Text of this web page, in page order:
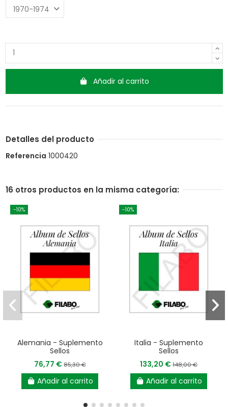
Añadir al carrito
Detalles del producto
Referencia 1000420
16 otros productos en la misma categoría:
-10%
Alemania - Suplemento
Sellos
76,77 €85,30 €
Añadir al carrito
-10%
Italia - Suplemento
Sellos
133,20 €148,00 €
Añadir al carrito